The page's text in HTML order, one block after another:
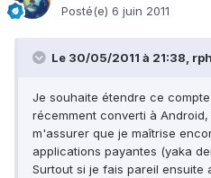
Posté(e) 6 juin 2011
Le 30/05/2011 à 21:38,
Je souhaite étendre ce
récemment converti à
m'assurer que je maîtrise
applications payantes (yaka
Surtout si je fais pareil ensuite